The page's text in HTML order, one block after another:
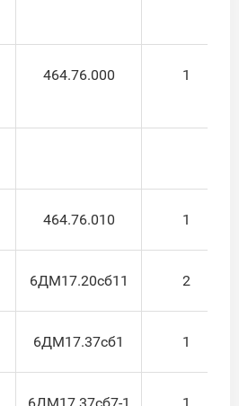
464.76.000 1
464.76.010 1
6ДМ17.20сб11 2
6ДМ17.37сб1 1
6ДМ17.37сб7-1 1